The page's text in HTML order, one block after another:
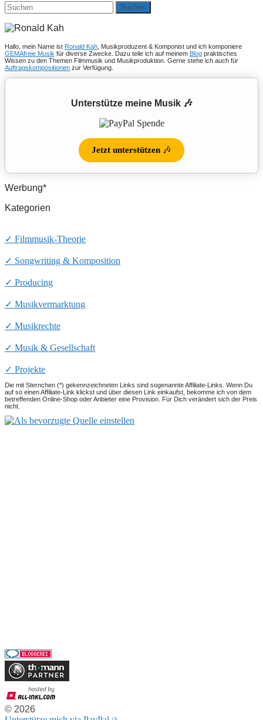
Suchen
nach:
Hallo, mein Name ist Ronald Kah, Musikproduzent & Komponist und ich komponiere
GEMAfreie Musik für diverse Zwecke. Dazu teile ich auf meinem Blog praktisches
Wissen zu den Themen Filmmusik und Musikproduktion. Gerne stehe ich auch für
Auftragskompositionen zur Verfügung.
Unterstütze meine Musik 🎶
Jetzt unterstützen 🎶
Werbung*
Kategorien
✓ Filmmusik-Theorie
✓ Songwriting & Komposition
✓ Producing
✓ Musikvermarktung
✓ Musikrechte
✓ Musik & Gesellschaft
✓ Projekte
Die mit Sternchen (*) gekennzeichneten Links sind sogenannte Affiliate-Links. Wenn Du
auf so einen Affiliate-Link klickst und über diesen Link einkaufst, bekomme ich von dem
betreffenden Online-Shop oder Anbieter eine Provision. Für Dich verändert sich der Preis
nicht.
© 2026